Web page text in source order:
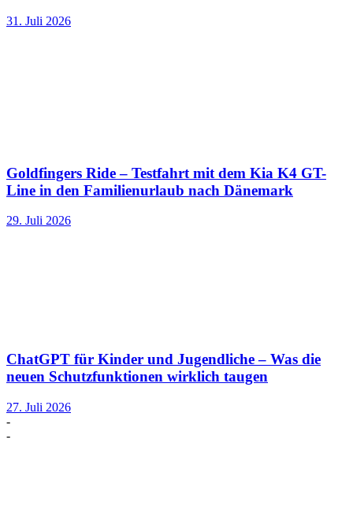
31. Juli 2026
Goldfingers Ride – Testfahrt mit dem Kia K4 GT-
Line in den Familienurlaub nach Dänemark
29. Juli 2026
ChatGPT für Kinder und Jugendliche – Was die
neuen Schutzfunktionen wirklich taugen
27. Juli 2026
-
-